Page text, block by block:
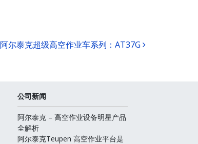
阿尔泰克超级高空作业车系列：AT37G
公司新闻
阿尔泰克 – 高空作业设备明星产品
全解析
阿尔泰克Teupen 高空作业平台是